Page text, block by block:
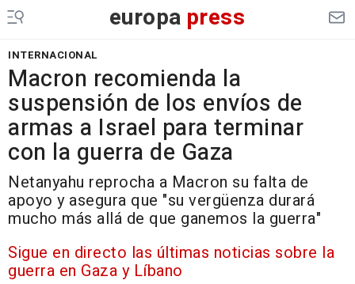
europa press
INTERNACIONAL
Macron recomienda la
suspensión de los envíos de
armas a Israel para terminar
con la guerra de Gaza
Netanyahu reprocha a Macron su falta de
apoyo y asegura que "su vergüenza durará
mucho más allá de que ganemos la guerra"
Sigue en directo las últimas noticias sobre la
guerra en Gaza y Líbano